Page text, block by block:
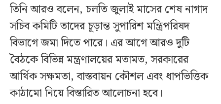
তিনি আরও বলেন, চলতি জুলাই মাসের শেষ নাগাদ
সচিব কমিটি তাদের চূড়ান্ত সুপারিশ মন্ত্রিপরিষদ
বিভাগে জমা দিতে পারে। এর আগে আরও দুটি
বৈঠকে বিভিন্ন মন্ত্রণালয়ের মতামত, সরকারের
আর্থিক সক্ষমতা, বাস্তবায়ন কৌশল এবং ধাপভিত্তিক
কাঠামো নিয়ে বিস্তারিত আলোচনা হবে।